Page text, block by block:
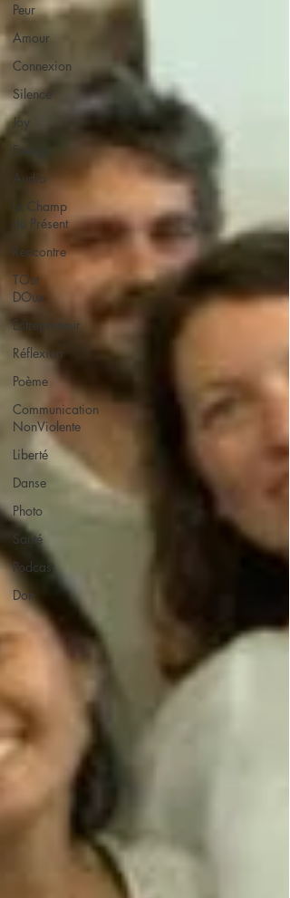
Peur
Amour
Connexion
Silence
Joy
Energy
Audio
Le Champ
du Présent
Rencontre
TOut
DOux
Entrepreneur
Réflexion
Poème
Communication
NonViolente
Liberté
Danse
Photo
Santé
Podcast
Don